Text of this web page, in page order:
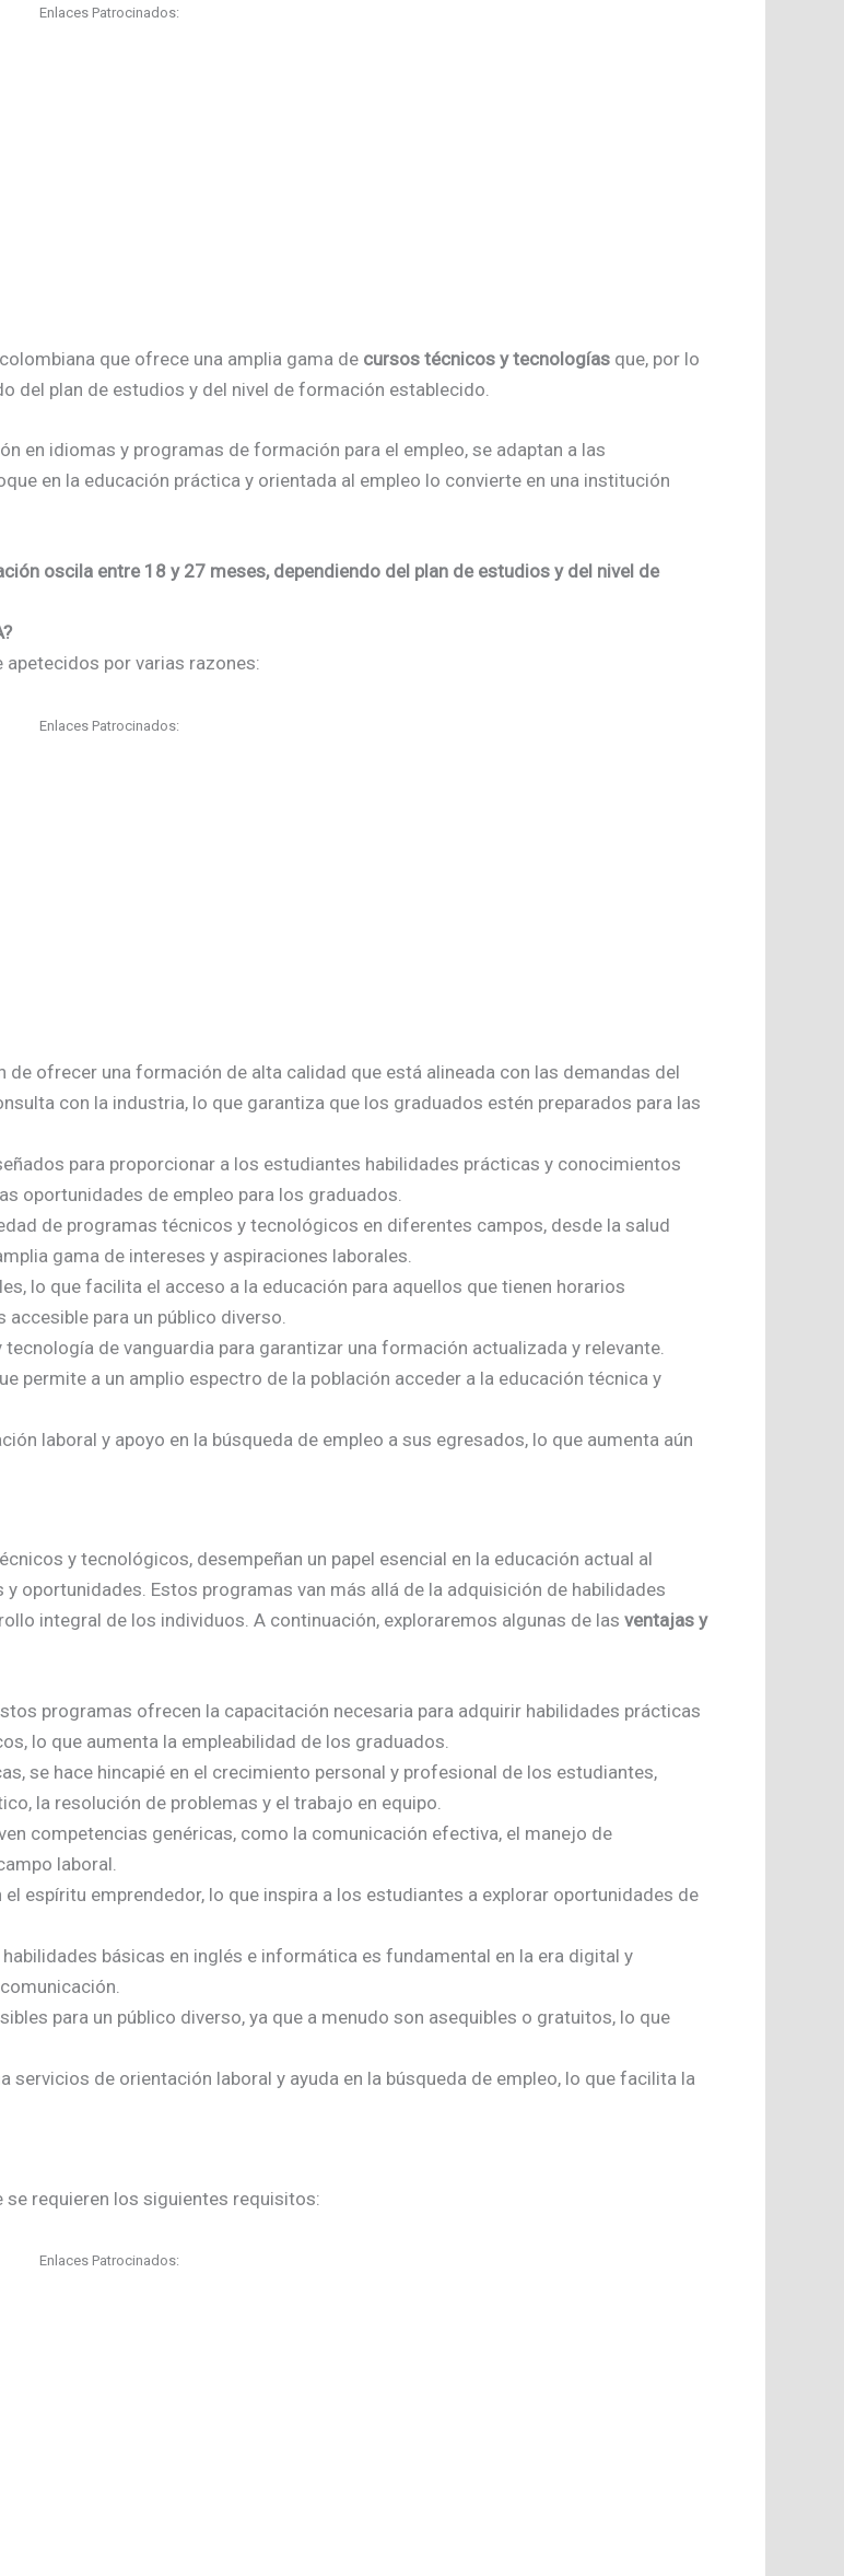
Enlaces Patrocinados:
que ofrece una amplia gama de cursos técnicos y tecnologías que, por lo
del plan de estudios y del nivel de formación establecido.
en idiomas y programas de formación para el empleo, se adaptan a las
en la educación práctica y orientada al empleo lo convierte en una institución
oscila entre 18 y 27 meses, dependiendo del plan de estudios y del nivel de
por varias razones:
Enlaces Patrocinados:
de ofrecer una formación de alta calidad que está alineada con las demandas del
con la industria, lo que garantiza que los graduados estén preparados para las
para proporcionar a los estudiantes habilidades prácticas y conocimientos
oportunidades de empleo para los graduados.
de programas técnicos y tecnológicos en diferentes campos, desde la salud
gama de intereses y aspiraciones laborales.
lo que facilita el acceso a la educación para aquellos que tienen horarios
para un público diverso.
tecnología de vanguardia para garantizar una formación actualizada y relevante.
permite a un amplio espectro de la población acceder a la educación técnica y
laboral y apoyo en la búsqueda de empleo a sus egresados, lo que aumenta aún
y tecnológicos, desempeñan un papel esencial en la educación actual al
oportunidades. Estos programas van más allá de la adquisición de habilidades
integral de los individuos. A continuación, exploraremos algunas de las ventajas y
programas ofrecen la capacitación necesaria para adquirir habilidades prácticas
lo que aumenta la empleabilidad de los graduados.
se hace hincapié en el crecimiento personal y profesional de los estudiantes,
la resolución de problemas y el trabajo en equipo.
competencias genéricas, como la comunicación efectiva, el manejo de
laboral.
espíritu emprendedor, lo que inspira a los estudiantes a explorar oportunidades de
habilidades básicas en inglés e informática es fundamental en la era digital y
para un público diverso, ya que a menudo son asequibles o gratuitos, lo que
servicios de orientación laboral y ayuda en la búsqueda de empleo, lo que facilita la
se requieren los siguientes requisitos:
Enlaces Patrocinados: